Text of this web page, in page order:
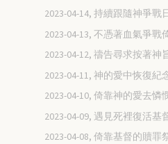
2023-04-14, 持續跟隨神爭戰
2023-04-13, 不憑著血氣爭戰
2023-04-12, 禱告尋求按著神
2023-04-11, 神的愛中恢復紀
2023-04-10, 倚靠神的愛去憐
2023-04-09, 遇見死裡復活基
2023-04-08, 倚靠基督的贖罪